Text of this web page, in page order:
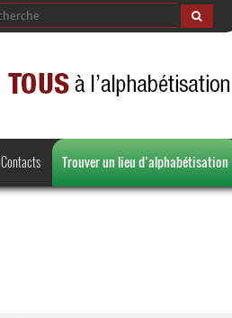
Contacts Trouver un lieu d’alphabétisation